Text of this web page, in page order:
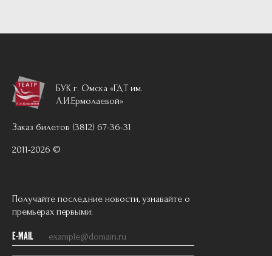
БУК г. Омска «ГДТ им.
Л.И.Ермолаевой»
Заказ билетов (3812) 67-36-31
2011-2026 ©
Получайте последние новости, узнавайте о
премьерах первыми:
E-MAIL